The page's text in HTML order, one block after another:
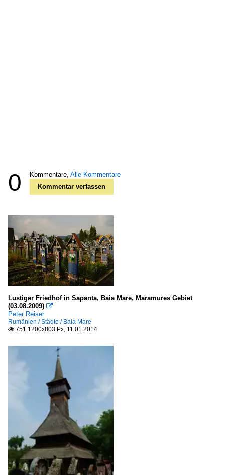
0 Kommentare, Alle Kommentare
Kommentar verfassen
Lustiger Friedhof in Sapanta, Baia Mare, Maramures Gebiet
(03.08.2009) 
Peter Reiser
Rumänien / Städte / Baia Mare
 751 1200x803 Px, 11.01.2014